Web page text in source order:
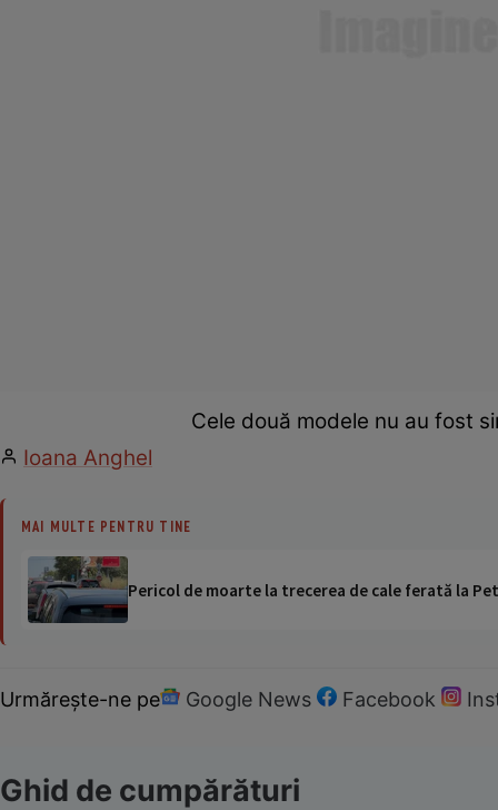
Cele două modele nu au fost
Ioana Anghel
MAI MULTE PENTRU TINE
Pericol de moarte la trecerea de cale ferată la
Urmărește-ne pe Google News Facebook
Ghid de cumpărături